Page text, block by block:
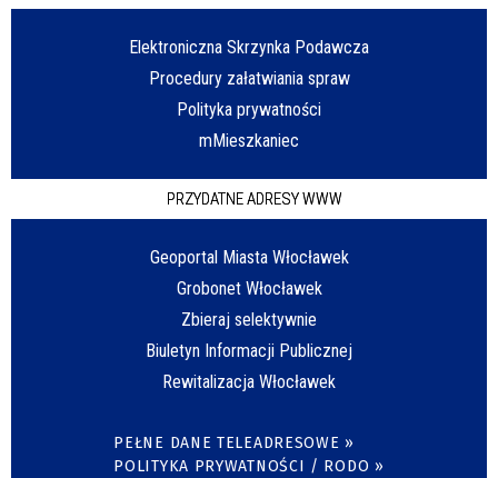
Elektroniczna Skrzynka Podawcza
Procedury załatwiania spraw
Polityka prywatności
mMieszkaniec
PRZYDATNE ADRESY WWW
Geoportal Miasta Włocławek
Grobonet Włocławek
Zbieraj selektywnie
Biuletyn Informacji Publicznej
Rewitalizacja Włocławek
PEŁNE DANE TELEADRESOWE »
POLITYKA PRYWATNOŚCI / RODO »